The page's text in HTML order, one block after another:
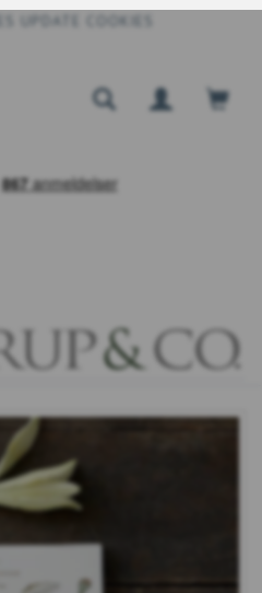
UPDATE COOKIES